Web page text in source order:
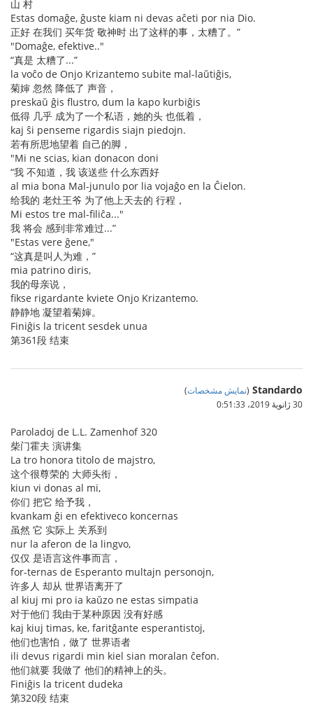
山 村
Estas domaĝe, ĝuste kiam ni devas aĉeti por nia Dio.
正好 在我们 买年货 敬神时 出了这样的事，太糟了。”
"Domaĝe, efektive.."
“真是 太糟了...”
la voĉo de Onjo Krizantemo subite mal-laŭtiĝis,
菊婶 忽然 降低了 声音，
preskaŭ ĝis flustro, dum la kapo kurbiĝis
低得 几乎 成为了一个私语，她的头 也低着，
kaj ŝi penseme rigardis siajn piedojn.
若有所思地望着 自己的脚，
"Mi ne scias, kian donacon doni
“我 不知道，我 该送些 什么东西好
al mia bona Mal-junulo por lia vojaĝo en la Ĉielon.
给我的 老灶王爷 为了他上天去的 行程，
Mi estos tre mal-filiĉa..."
我 将会 感到非常难过...”
"Estas vere ĝene,"
“这真是叫人为难，”
mia patrino diris,
我的母亲说，
fikse rigardante kviete Onjo Krizantemo.
静静地 凝望着菊婶。
Finiĝis la tricent sesdek unua
第361段 结束
Standardo
(نمایش مشخصات)
30 ژانویهٔ 2019،‏ 0:51:33
Paroladoj de L.L. Zamenhof 320
柴门霍夫 演讲集
La tro honora titolo de majstro,
这个很尊荣的 大师头衔，
kiun vi donas al mi,
你们 把它 给予我，
kvankam ĝi en efektiveco koncernas
虽然 它 实际上 关系到
nur la aferon de la lingvo,
仅仅 是语言这件事而言，
for-ternas de Esperanto multajn personojn,
许多人 却从 世界语离开了
al kiuj mi pro ia kaŭzo ne estas simpatia
对于他们 我由于某种原因 没有好感
kaj kiuj timas, ke, faritĝante esperantistoj,
他们也害怕，做了 世界语者
ili devus rigardi min kiel sian moralan ĉefon.
他们就要 我做了 他们的精神上的头。
Finiĝis la tricent dudeka
第320段 结束